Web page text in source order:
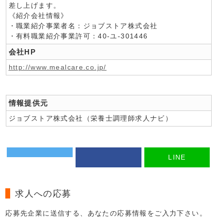
差し上げます。
《紹介会社情報》
・職業紹介事業者名：ジョブストア株式会社
・有料職業紹介事業許可：40-ユ-301446
会社HP
http://www.mealcare.co.jp/
情報提供元
ジョブストア株式会社（栄養士調理師求人ナビ）
LINE
求人への応募
応募先企業に送信する、あなたの応募情報をご入力下さい。